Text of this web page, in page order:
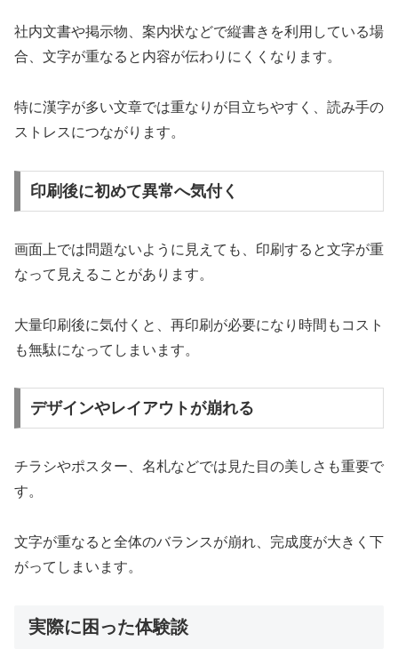
社内文書や掲示物、案内状などで縦書きを利用している場
合、文字が重なると内容が伝わりにくくなります。
特に漢字が多い文章では重なりが目立ちやすく、読み手の
ストレスにつながります。
印刷後に初めて異常へ気付く
画面上では問題ないように見えても、印刷すると文字が重
なって見えることがあります。
大量印刷後に気付くと、再印刷が必要になり時間もコスト
も無駄になってしまいます。
デザインやレイアウトが崩れる
チラシやポスター、名札などでは見た目の美しさも重要で
す。
文字が重なると全体のバランスが崩れ、完成度が大きく下
がってしまいます。
実際に困った体験談